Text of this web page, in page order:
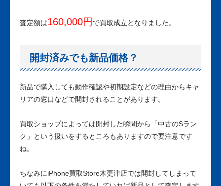
査定額は160,000円 で買取成立となりました。
開封済みでも新品価格？
新品で購入しても動作確認や初期設定などの理由からキャ
リアの窓口などで開封されることがあります。
買取ショップによっては開封した瞬間から「中古のSラン
ク」という扱いをするところもありますので要注意です
ね。
ちなみにiPhone買取Store木更津店では開封してしまって